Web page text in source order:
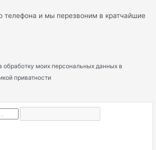
телефона и мы перезвоним в кратчайшие
обработку моих персональных данных в
приватности